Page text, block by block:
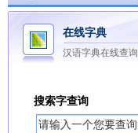
在线字典
汉语字典在线查询
搜索字查询